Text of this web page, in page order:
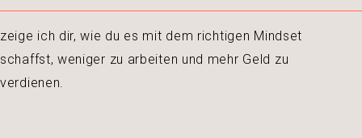
zeige ich dir, wie du es mit dem richtigen Mindset
schaffst, weniger zu arbeiten und mehr Geld zu
verdienen.